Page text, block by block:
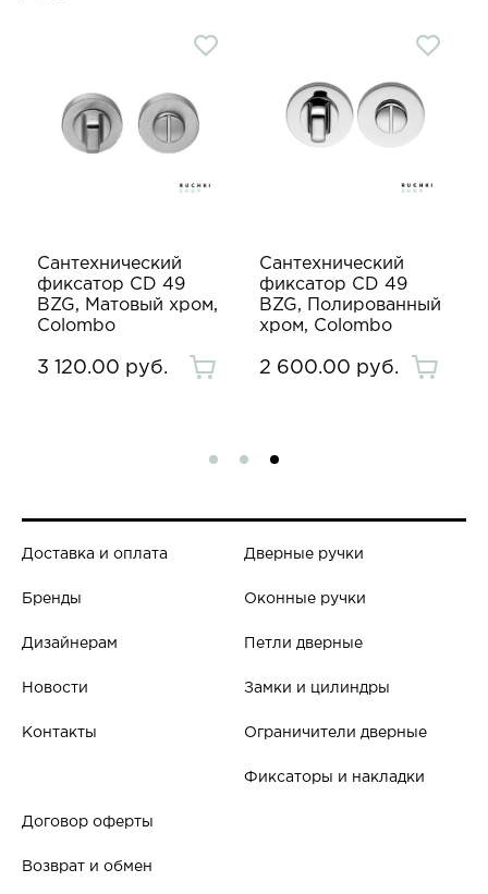
Сантехнический
фиксатор CD 49
BZG, Матовый хром,
Colombo
3 120.00 руб.
Сантехнический
фиксатор CD 49
BZG, Полированный
хром, Colombo
2 600.00 руб.
Доставка и оплата
Бренды
Дизайнерам
Новости
Контакты
Дверные ручки
Оконные ручки
Петли дверные
Замки и цилиндры
Ограничители дверные
Фиксаторы и накладки
Договор оферты
Возврат и обмен